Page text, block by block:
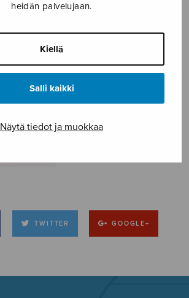
heidän palvelujaan.
Kiellä
Salli kaikki
Näytä tiedot ja muokkaa
TWITTER GOOGLE+